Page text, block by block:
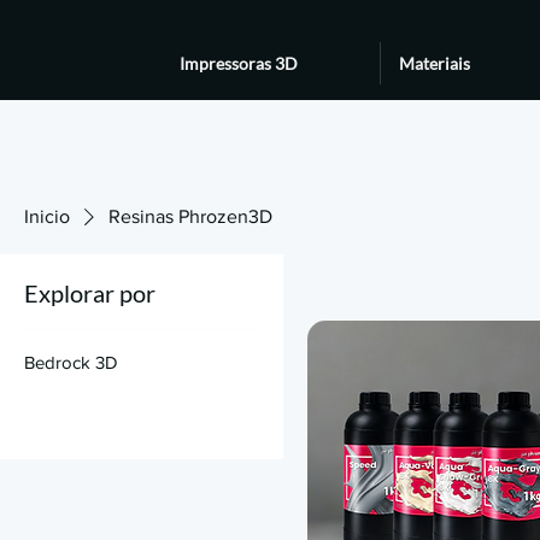
Impressoras 3D Materiais
Inicio Resinas Phrozen3D
Explorar por
Bedrock 3D